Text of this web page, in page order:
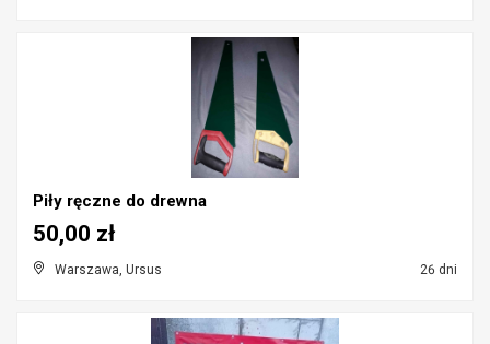
Piły ręczne do drewna
Warszawa, Ursus 26 dni
50,00 zł